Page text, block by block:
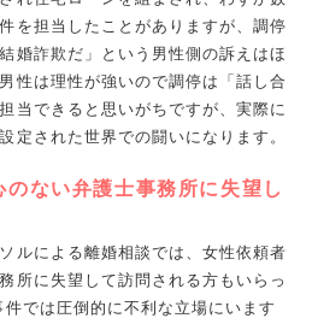
を担当したことがありますが、調停
婚詐欺だ」という男性側の訴えはほ
性は理性が強いので調停は「話し合
当できると思いがちですが、実際に
定された世界での闘いになります。
ない弁護士事務所に失望し
ルによる離婚相談では、女性依頼者
所に失望して訪問される方もいらっ
では圧倒的に不利な立場にいます